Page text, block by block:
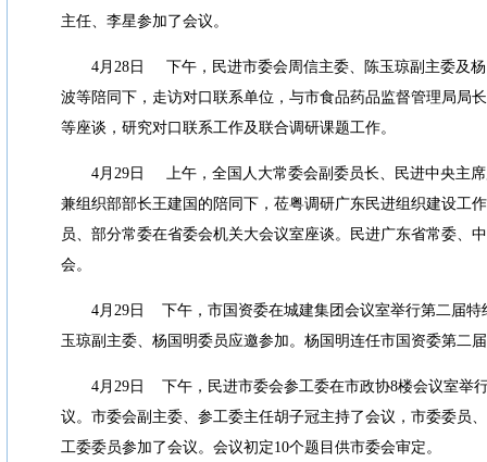
主任、李星参加了会议。
4月 28日
下午，民进市委会周信主委、陈玉琼副主委及
波等陪同下，走访对口联系单位，与市食品药品监督管理局局
等座谈，研究对口联系工作及联合调研课题工作。
4月 29日
上午，全国人大常委会副委员长、民进中央主
兼组织部部长王建国的陪同下，莅粤调研广东民进组织建设工
员、部分常委在省委会机关大会议室座谈。民进广东省常委、
会。
4月 29日
下午，市国资委在城建集团会议室举行第二届
玉琼副主委、杨国明委员应邀参加。杨国明连任市国资委第二
4月 29日 下午，民进市委会参工委在市政协8楼会议室举
议。市委会副主委、参工委主任胡子冠主持了会议，市委委员
工委委员参加了会议。会议初定10个题目供市委会审定。